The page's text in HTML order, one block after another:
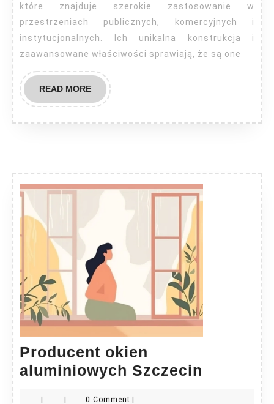
które znajduje szerokie zastosowanie w
przestrzeniach publicznych, komercyjnych i
instytucjonalnych. Ich unikalna konstrukcja i
zaawansowane właściwości sprawiają, że są one
READ MOREREAD
MORE
Producent okien
aluminiowych Szczecin
0 Comment